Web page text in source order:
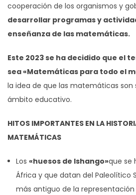
cooperación de los organismos y
desarrollar programas y
enseñanza de las matemáticas.
Este 2023 se ha decidido que el
sea «Matemáticas para todo el
la idea de que las matemáticas son
ámbito educativo.
HITOS IMPORTANTES EN LA
MATEMÁTICAS
Los «huesos de Ishango»que se
África y que datan del Paleolítico
más antiguo de la